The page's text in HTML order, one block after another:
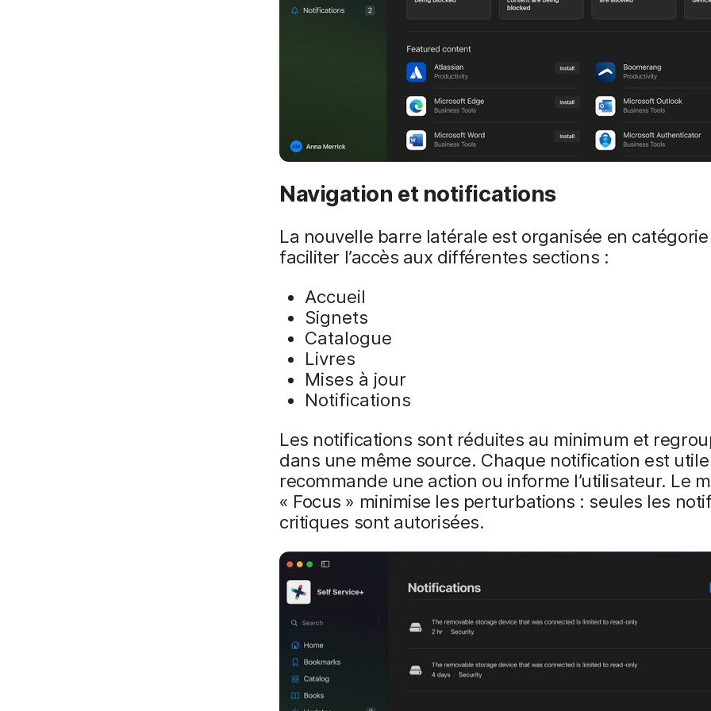
Navigation et notifications
La nouvelle barre latérale est organisée en
faciliter l’accès aux différentes sections :
Accueil
Signets
Catalogue
Livres
Mises à jour
Notifications
Les notifications sont réduites au minimum et
dans une même source. Chaque notification est
recommande une action ou informe l’utilisateur. Le
« Focus » minimise les perturbations : seules les
critiques sont autorisées.